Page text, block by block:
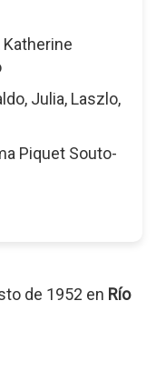
Katherine
Julia, Laszlo,
Piquet Souto-
de 1952 en Río